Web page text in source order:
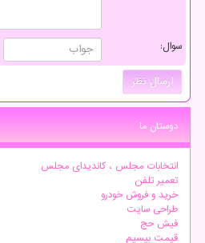
سوال:
دوستان ما
انتخابات مجلس ، کاندیدای مجلس
تعمیر تلفن
خرید و فروش خودرو
طراحی سایت
فیش حج
قیمت بیسیم